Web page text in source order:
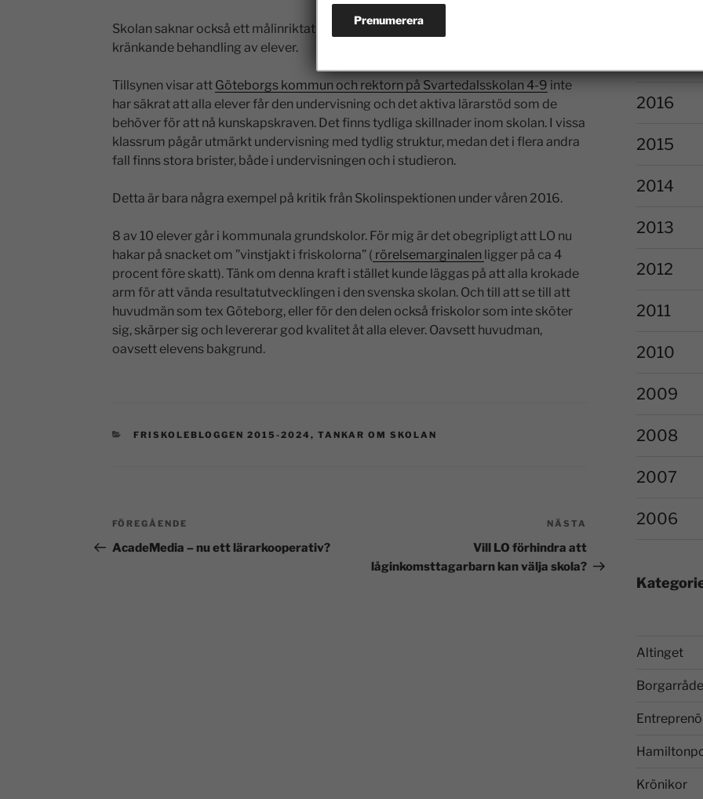
Skolan saknar också ett målinriktat arbete för att förebygga och motverka
kränkande behandling av elever.
Tillsynen visar att Göteborgs kommun och rektorn på Svartedalsskolan 4-9 inte
har säkrat att alla elever får den undervisning och det aktiva lärarstöd som de
behöver för att nå kunskapskraven. Det finns tydliga skillnader inom skolan. I vissa
klassrum pågår utmärkt undervisning med tydlig struktur, medan det i flera andra
fall finns stora brister, både i undervisningen och i studieron.
Detta är bara några exempel på kritik från Skolinspektionen under våren 2016.
8 av 10 elever går i kommunala grundskolor. För mig är det obegripligt att LO nu
hakar på snacket om ”vinstjakt i friskolorna” ( rörelsemarginalen ligger på ca 4
procent före skatt). Tänk om denna kraft i stället kunde läggas på att alla krokade
arm för att vända resultatutvecklingen i den svenska skolan. Och till att se till att
huvudmän som tex Göteborg, eller för den delen också friskolor som inte sköter
sig, skärper sig och levererar god kvalitet åt alla elever. Oavsett huvudman,
oavsett elevens bakgrund.
FRISKOLEBLOGGEN 2015-2024, TANKAR OM SKOLAN
FÖREGÅENDE
AcadeMedia – nu ett lärarkooperativ?
NÄSTA
Vill LO förhindra att
låginkomsttagarbarn kan välja skola?
2016
2015
2014
2013
2012
2011
2010
2009
2008
2007
2006
Altinget
Krönikor